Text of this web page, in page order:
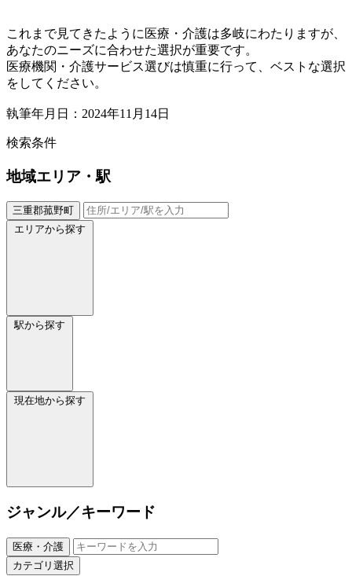
これまで見てきたように医療・介護は多岐にわたりますが、
あなたのニーズに合わせた選択が重要です。
医療機関・介護サービス選びは慎重に行って、ベストな選択
をしてください。
執筆年月日：2024年11月14日
検索条件
地域エリア・駅
三重郡菰野町
エリアから探す
駅から探す
現在地から探す
ジャンル／キーワード
医療・介護
カテゴリ選択